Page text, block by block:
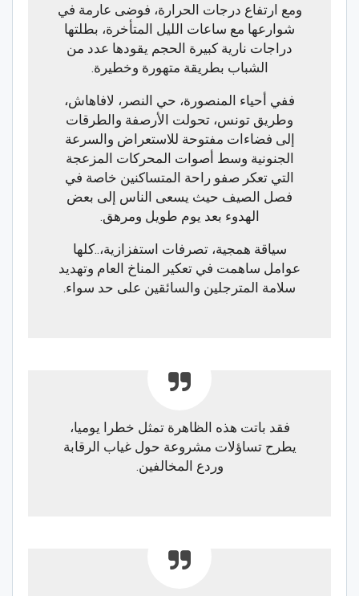
ومع ارتفاع درجات الحرارة، فوضى عارمة في
شوارعها مع ساعات الليل المتأخرة، بطلتها
دراجات نارية كبيرة الحجم يقودها عدد من
الشباب بطريقة متهورة وخطيرة.
ففي أحياء المنصورة، حي النصر، لافاهاش،
وطريق تونس، تحولت الأرصفة والطرقات
إلى فضاءات مفتوحة للاستعراض والسرعة
الجنونية وسط أصوات المحركات المزعجة
التي تعكر صفو راحة المتساكنين خاصة في
فصل الصيف حيث يسعى الناس إلى بعض
الهدوء بعد يوم طويل ومرهق.
سياقة همجية، تصرفات استفزازية،..كلها
عوامل ساهمت في تعكير المناخ العام وتهديد
سلامة المترجلين والسائقين على حد سواء.
فقد باتت هذه الظاهرة تمثل خطرا يوميا،
يطرح تساؤلات مشروعة حول غياب الرقابة
وردع المخالفين.